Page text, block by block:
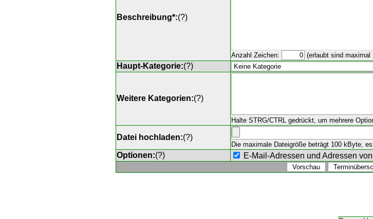
Beschreibung*:(?)
Anzahl Zeichen: (erlaubt sind maximal
Haupt-Kategorie:(?)
Weitere Kategorien:(?)
Halte STRG/CTRL gedrückt, um mehrere
Datei hochladen:(?)
Die maximale Dateigröße beträgt 100 kByte,
Optionen:(?) E-Mail-Adressen und Adressen